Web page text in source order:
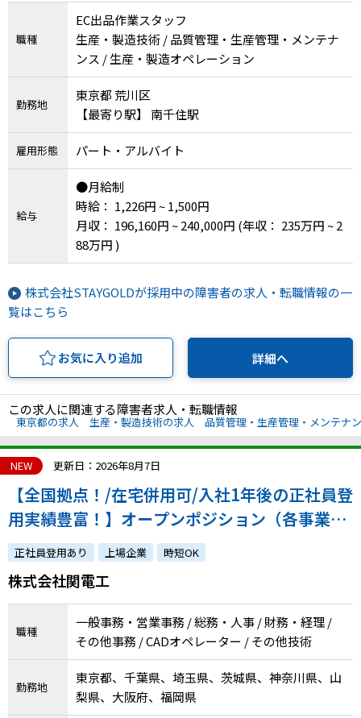
職種
EC出品作業スタッフ
生産・製造技術 / 品質管理・生産管理・メンテナ
ンス / 生産・製造オペレーション
勤務地
東京都 荒川区
【最寄り駅】 南千住駅
雇用形態 パート・アルバイト
給与
●月給制
時給： 1,226円 ~ 1,500円
月収： 196,160円 ~ 240,000円 (年収： 235万円 ~ 2
88万円 )
株式会社STAYGOLDが採用中の障害者の求人・転職情報の一
覧はこちら
お気に入り追加 詳細へ
この求人に関連する障害者求人・転職情報
東京都の求人 生産・製造技術の求人 品質管理・生産管理・メンテナ
NEW 更新日：2026年8月7日
【全国拠点！/在宅併用可/入社1年後の正社員登
用実績豊富！】オープンポジション（各事業所
での事務職・建築CADオペレーター）
正社員登用あり 上場企業 時短OK
株式会社関電工
職種
一般事務・営業事務 / 総務・人事 / 財務・経理 /
その他事務 / CADオペレーター / その他技術
勤務地
東京都、千葉県、埼玉県、茨城県、神奈川県、山
梨県、大阪府、福岡県